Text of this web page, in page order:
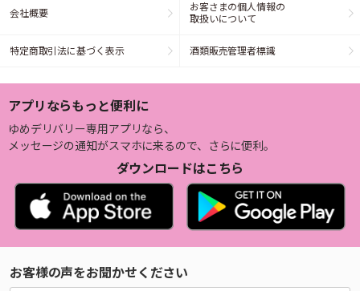
会社概要
お客さまの個人情報の
取扱いについて
特定商取引法に基づく表示 酒類販売管理者標識
アプリならもっと便利に
ゆめデリバリー専用アプリなら、
メッセージの通知がスマホに来るので、さらに便利。
ダウンロードはこちら
お客様の声をお聞かせください